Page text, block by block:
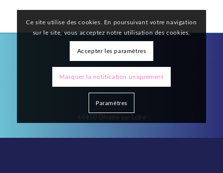
5 rue Olympe de Gouges
44450 Divatte sur Loire
Ce site utilise des cookies. En poursuivant votre navigation
sur le site, vous acceptez notre utilisation des cookies.
Accepter les paramètres
Masquer la notification uniquement
Paramètres